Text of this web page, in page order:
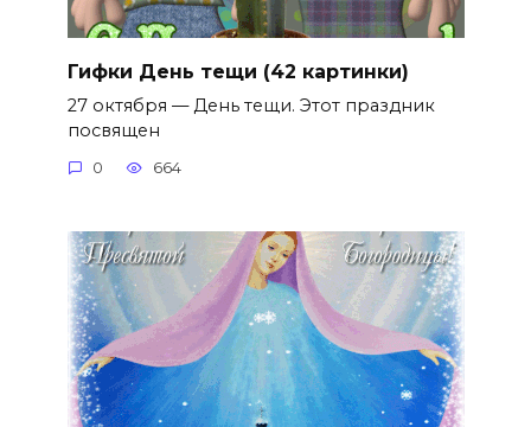
Гифки День тещи (42 картинки)
27 октября — День тещи. Этот праздник
посвящен
0 664